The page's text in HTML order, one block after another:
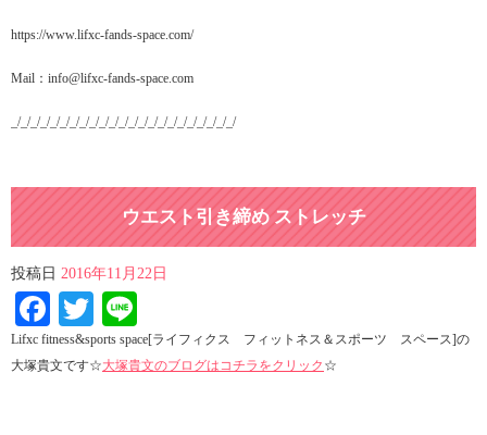
https://www.lifxc-fands-space.com/
Mail：info@lifxc-fands-space.com
_/_/_/_/_/_/_/_/_/_/_/_/_/_/_/_/_/_/_/_/_/_/_/
ウエスト引き締め ストレッチ
投稿日 2016年11月22日
Facebook
Twitter
Lifxc fitness&sports space[ライフィクス フィットネス＆スポーツ スペース]の
大塚貴文です☆大塚貴文のブログはコチラをクリック ☆